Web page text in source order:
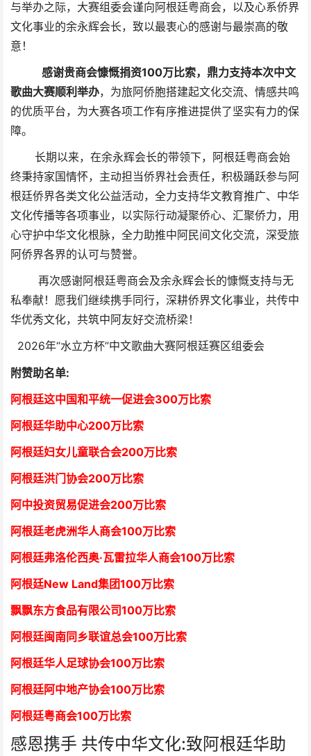
与举办之际，大赛组委会谨向阿根廷粤商会，以及心系侨界
文化事业的余永辉会长，致以最衷心的感谢与最崇高的敬
意！
感谢贵商会慷慨捐资100万比索，鼎力支持本次中文
歌曲大赛顺利举办，为旅阿侨胞搭建起文化交流、情感共鸣
的优质平台，为大赛各项工作有序推进提供了坚实有力的保
障。
长期以来，在余永辉会长的带领下，阿根廷粤商会始
终秉持家国情怀，主动担当侨界社会责任，积极踊跃参与阿
根廷侨界各类文化公益活动，全力支持华文教育推广、中华
文化传播等各项事业，以实际行动凝聚侨心、汇聚侨力，用
心守护中华文化根脉，全力助推中阿民间文化交流，深受旅
阿侨界各界的认可与赞誉。
再次感谢阿根廷粤商会及余永辉会长的慷慨支持与无
私奉献！愿我们继续携手同行，深耕侨界文化事业，共传中
华优秀文化，共筑中阿友好交流桥梁！
2026年“水立方杯”中文歌曲大赛阿根廷赛区组委会
附赞助名单:
阿根廷这中国和平统一促进会300万比索
阿根廷华助中心200万比索
阿根廷妇女儿童联合会200万比索
阿根廷洪门协会200万比索
阿中投资贸易促进会200万比索
阿根廷老虎洲华人商会100万比索
阿根廷弗洛伦西奥·瓦雷拉华人商会100万比索
阿根廷New Land集团100万比索
飘飘东方食品有限公司100万比索
阿根廷闽南同乡联谊总会100万比索
阿根廷华人足球协会100万比索
阿根廷阿中地产协会100万比索
阿根廷粤商会100万比索
感恩携手 共传中华文化:致阿根廷华助